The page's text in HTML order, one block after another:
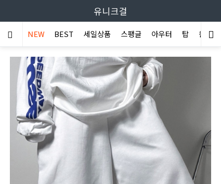
유니크걸
NEW BEST 세일상품 스팽글 아우터 탑 원피스